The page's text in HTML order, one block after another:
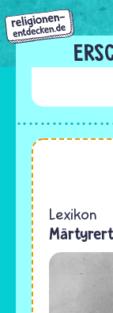
Direkt
zum
Inhalt
Bahaitum
Lexikon